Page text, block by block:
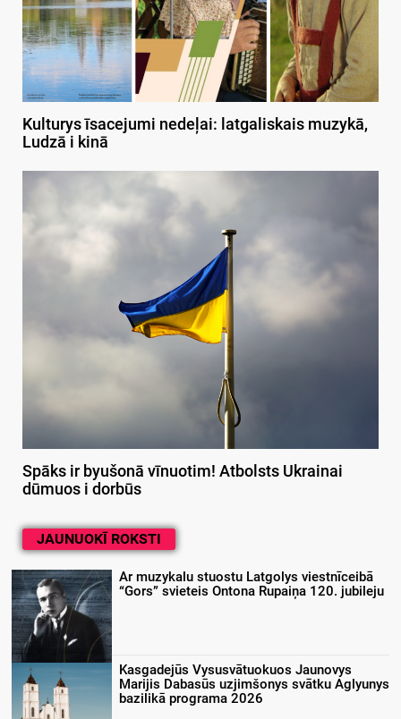
Kulturys īsacejumi nedeļai: latgaliskais muzykā,
Ludzā i kinā
Spāks ir byušonā vīnuotim! Atbolsts Ukrainai
dūmuos i dorbūs
JAUNUOKĪ ROKSTI
Ar muzykalu stuostu Latgolys viestnīceibā
“Gors” svieteis Ontona Rupaiņa 120. jubileju
Kasgadejūs Vysusvātuokuos Jaunovys
Marijis Dabasūs uzjimšonys svātku Aglyunys
bazilikā programa 2026